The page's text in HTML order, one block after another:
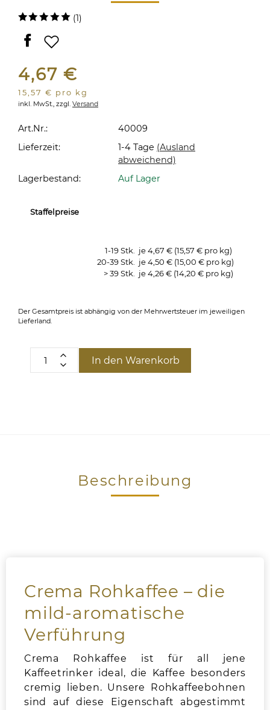
(1)
4,67 €
15,57 € pro kg
inkl. MwSt., zzgl. Versand
Art.Nr.:
40009
Lieferzeit:
1-4 Tage (Ausland
abweichend)
Lagerbestand:
Auf Lager
Staffelpreise
1-19 Stk.
je 4,67 € (15,57 € pro kg)
20-39 Stk.
je 4,50 € (15,00 € pro kg)
> 39 Stk.
je 4,26 € (14,20 € pro kg)
Der Gesamtpreis ist abhängig von der Mehrwertsteuer im jeweiligen
Lieferland.
In den Warenkorb
Beschreibung
Crema Rohkaffee – die
mild-aromatische
Verführung
Crema Rohkaffee ist für all jene
Kaffeetrinker ideal, die Kaffee besonders
cremig lieben. Unsere Rohkaffeebohnen
sind auf diese Eigenschaft abgestimmt